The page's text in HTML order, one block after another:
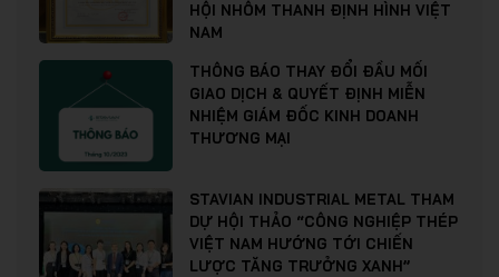
HỘI NHÔM THANH ĐỊNH HÌNH VIỆT
NAM
THÔNG BÁO THAY ĐỔI ĐẦU MỐI
GIAO DỊCH & QUYẾT ĐỊNH MIỄN
NHIỆM GIÁM ĐỐC KINH DOANH
THƯƠNG MẠI
STAVIAN INDUSTRIAL METAL THAM
DỰ HỘI THẢO “CÔNG NGHIỆP THÉP
VIỆT NAM HƯỚNG TỚI CHIẾN
LƯỢC TĂNG TRƯỞNG XANH”